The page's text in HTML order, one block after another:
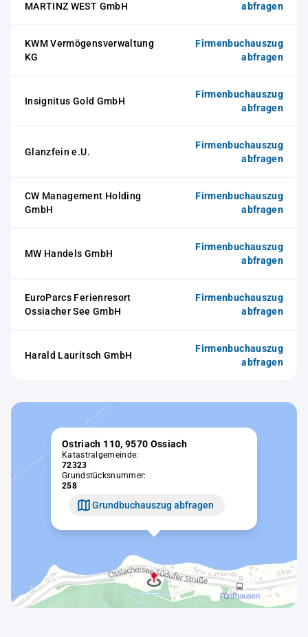
MARTINZ WEST GmbH
abfragen
KWM Vermögensverwaltung
KG
Firmenbuchauszug
abfragen
Insignitus Gold GmbH
Firmenbuchauszug
abfragen
Glanzfein e.U.
Firmenbuchauszug
abfragen
CW Management Holding
GmbH
Firmenbuchauszug
abfragen
MW Handels GmbH
Firmenbuchauszug
abfragen
EuroParcs Ferienresort
Ossiacher See GmbH
Firmenbuchauszug
abfragen
Harald Lauritsch GmbH
Firmenbuchauszug
abfragen
Ostriach 110, 9570 Ossiach
Katastralgemeinde:
72323
Grundstücksnummer:
258
Grundbuchauszug abfragen